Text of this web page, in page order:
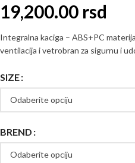
19,200.00 rsd
Integralna kaciga – ABS+PC
ventilacija i vetrobran za sigurnu i
SIZE
BREND